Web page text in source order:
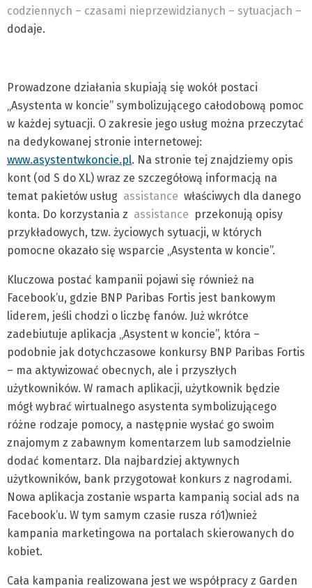
codziennych – czasami nieprzewidzianych – sytuacjach –
dodaje.
Prowadzone działania skupiają się wokół postaci
„Asystenta w koncie” symbolizującego całodobową pomoc
w każdej sytuacji. O zakresie jego usług można przeczytać
na dedykowanej stronie internetowej:
www.asystentwkoncie.pl. Na stronie tej znajdziemy opis
kont (od S do XL) wraz ze szczegółową informacją na
temat pakietów usług assistance właściwych dla danego
konta. Do korzystania z assistance przekonują opisy
przykładowych, tzw. życiowych sytuacji, w których
pomocne okazało się wsparcie „Asystenta w koncie”.
Kluczowa postać kampanii pojawi się również na
Facebook’u, gdzie BNP Paribas Fortis jest bankowym
liderem, jeśli chodzi o liczbę fanów. Już wkrótce
zadebiutuje aplikacja „Asystent w koncie”, która –
podobnie jak dotychczasowe konkursy BNP Paribas Fortis
– ma aktywizować obecnych, ale i przyszłych
użytkowników. W ramach aplikacji, użytkownik będzie
mógł wybrać wirtualnego asystenta symbolizującego
różne rodzaje pomocy, a następnie wysłać go swoim
znajomym z zabawnym komentarzem lub samodzielnie
dodać komentarz. Dla najbardziej aktywnych
użytkowników, bank przygotował konkurs z nagrodami.
Nowa aplikacja zostanie wsparta kampanią social ads na
Facebook’u. W tym samym czasie rusza ró1)wnież
kampania marketingowa na portalach skierowanych do
kobiet.
Cała kampania realizowana jest we współpracy z Garden